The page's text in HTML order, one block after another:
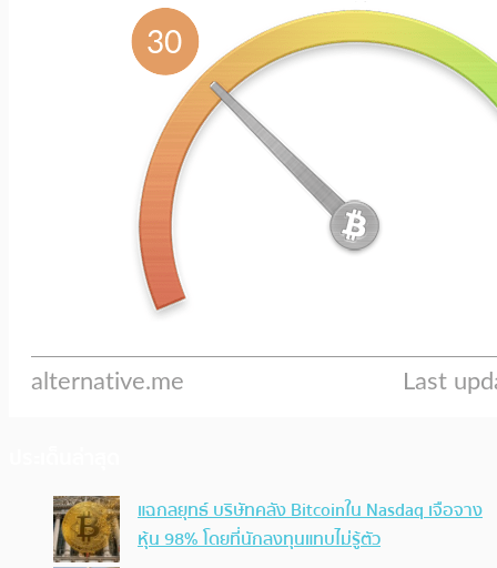
แฉกลยุทธ์ บริษัทคลัง Bitcoinใน Nasdaq เจือจาง
หุ้น 98% โดยที่นักลงทุนแทบไม่รู้ตัว